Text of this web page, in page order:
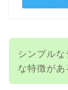
シンプル
な特徴があ